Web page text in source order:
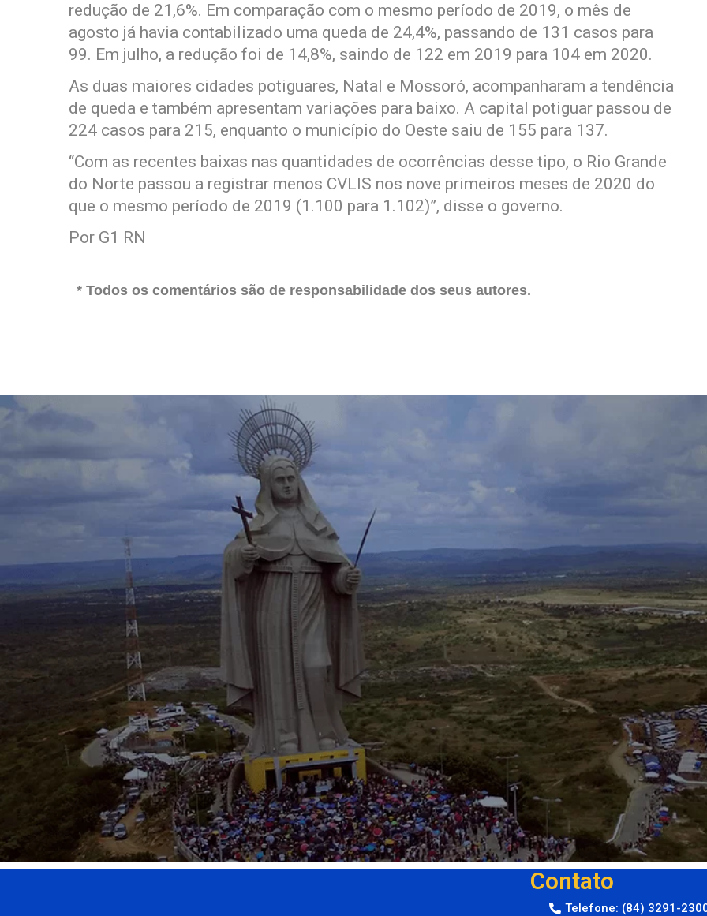
redução de 21,6%. Em comparação com o mesmo período de 2019, o mês de
agosto já havia contabilizado uma queda de 24,4%, passando de 131 casos para
99. Em julho, a redução foi de 14,8%, saindo de 122 em 2019 para 104 em 2020.
As duas maiores cidades potiguares, Natal e Mossoró, acompanharam a tendência
de queda e também apresentam variações para baixo. A capital potiguar passou de
224 casos para 215, enquanto o município do Oeste saiu de 155 para 137.
“Com as recentes baixas nas quantidades de ocorrências desse tipo, o Rio Grande
do Norte passou a registrar menos CVLIS nos nove primeiros meses de 2020 do
que o mesmo período de 2019 (1.100 para 1.102)”, disse o governo.
Por G1 RN
* Todos os comentários são de responsabilidade dos seus autores.
Contato
Telefone: (84) 3291-